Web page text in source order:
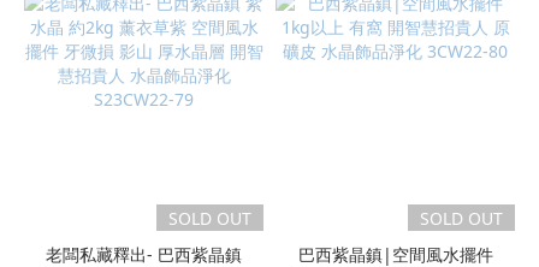
SOLD OUT
老闆私藏釋出- 巴西紫晶鎮
SOLD OUT
巴西紫晶鎮|空間風水擺件